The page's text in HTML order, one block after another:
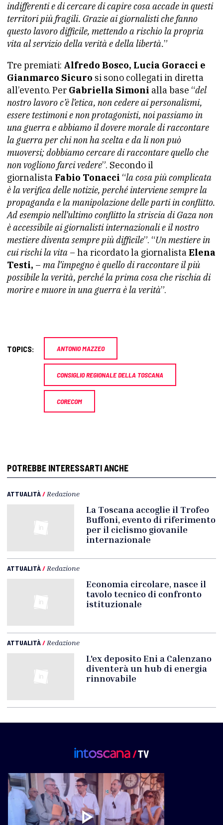
indifferenti e di cercare di capire cosa accade in questi
territori più fragili. Grazie ai giornalisti che fanno
questo lavoro difficile, mettendo a rischio la propria
vita al servizio della verità e della libertà.”
Tre premiati: Alfredo Bosco, Lucia Goracci e
Gianmarco Sicuro si sono collegati in diretta
all’evento. Per Gabriella Simoni alla base “del
nostro lavoro c’è l’etica, non cedere ai personalismi,
essere testimoni e non protagonisti, noi passiamo in
una guerra e abbiamo il dovere morale di raccontare
la guerra per chi non ha scelta e da li non può
muoversi; dobbiamo cercare di raccontare quello che
non vogliono farci vedere”. Secondo il
giornalista Fabio Tonacci “la cosa più complicata
è la verifica delle notizie, perché interviene sempre la
propaganda e la manipolazione delle parti in conflitto.
Ad esempio nell’ultimo conflitto la striscia di Gaza non
è accessibile ai giornalisti internazionali e il nostro
mestiere diventa sempre più difficile”. “Un mestiere in
cui rischi la vita – ha ricordato la giornalistaElena
Testi, – ma l’impegno è quello di raccontare il più
possibile la verità, perché la prima cosa che rischia di
morire e muore in una guerra è la verità”.
TOPICS: ANTONIO MAZZEO
CONSIGLIO REGIONALE DELLA TOSCANA
CORECOM
POTREBBE INTERESSARTI ANCHE
ATTUALITÀ/ Redazione
La Toscana accoglie il Trofeo
Buffoni, evento di riferimento
per il ciclismo giovanile
internazionale
ATTUALITÀ/ Redazione
Economia circolare, nasce il
tavolo tecnico di confronto
istituzionale
ATTUALITÀ/ Redazione
L'ex deposito Eni a Calenzano
diventerà un hub di energia
rinnovabile